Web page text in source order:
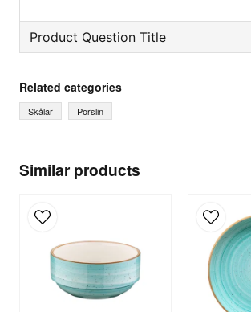
Similar products
Product Question Title
Ask us something about this product...
Name
email
Email
Yes, you can publish my question.
Related categories
Skålar Porslin